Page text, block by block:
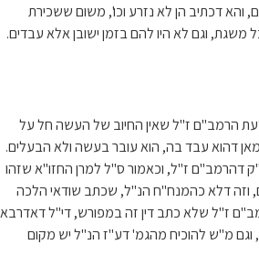
והא דכתיב הן לא נזרע וכו', משום ששכירת
משגת, וגם לא היו להם בזמן ישובן אלא עבדים.
הרמב"ם ז"ל שאין החיוב של העשה חל על
דהוא עבד בה, הוא עובר בעשה ולא הבעלים.
דהרמב"ם ז"ל, וכאמור ס"ל למרן החזו"א שזהו
דלא כהמנח"ח הנ"ל, שכתב שודאי הלכה
ז"ל שלא כתב דין זה במפורש, די"ל דאדרבא
מ"ש להוכיח מהגמ' דע"ז הנ"ל יש מקום